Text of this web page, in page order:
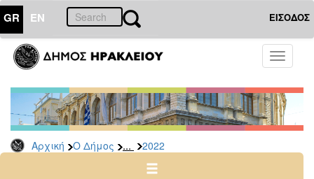
GR EN ΕΙΣΟΔΟΣ
Toggle
Αρχική Ο Δήμος ... 2022
ΔΗΜΟΣ
Δελτία
Τύπου
Αρχείο
2026